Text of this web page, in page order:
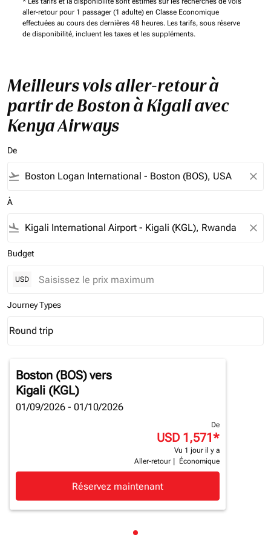
aller-retour pour 1 passager (1 adulte) en Classe Economique
effectuées au cours des dernières 48 heures. Les tarifs, sous réserve
de disponibilité, incluent les taxes et les suppléments.
Meilleurs vols aller-retour à
partir de Boston à Kigali avec
Kenya Airways
De
flight_takeoff close
À
flight_land close
Budget
USD
Journey Types
Journey Types option Round trip Selected
Round trip
keyboard_arrow_down
Boston (BOS)vers
Kigali (KGL)
01/09/2026 - 01/10/2026
De
USD 1,571*
Vu 1 jour il y a
Aller-retour
Économique
Réservez maintenant
Affichage de cmp-